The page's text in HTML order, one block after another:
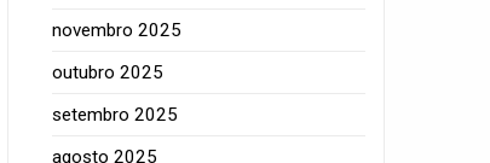
novembro 2025
outubro 2025
setembro 2025
agosto 2025